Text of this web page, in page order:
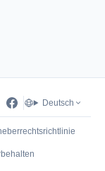
Deutsch
Tab)